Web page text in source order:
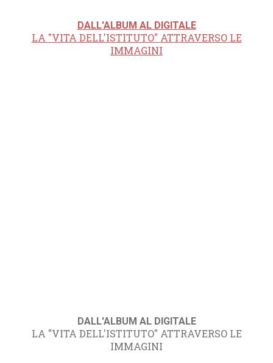
DALL'ALBUM AL DIGITALE
LA "VITA DELL'ISTITUTO" ATTRAVERSO LE
IMMAGINI
DALL'ALBUM AL DIGITALE
LA "VITA DELL'ISTITUTO" ATTRAVERSO LE
IMMAGINI